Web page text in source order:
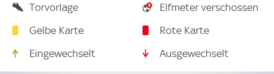
Torvorlage
Elfmeter verschossen
Gelbe Karte
Rote Karte
Eingewechselt
Ausgewechselt